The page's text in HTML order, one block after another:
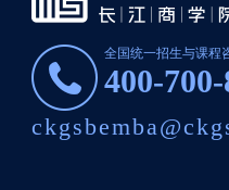
全国统一招生与课程
400-